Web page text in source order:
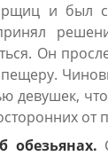
и был
Он
девушек,
от
обезьянах.